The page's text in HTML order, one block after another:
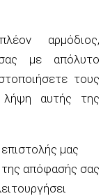
αρμόδιος,
με απόλυτο
τους
αυτής της
μας
της απόφασής σας